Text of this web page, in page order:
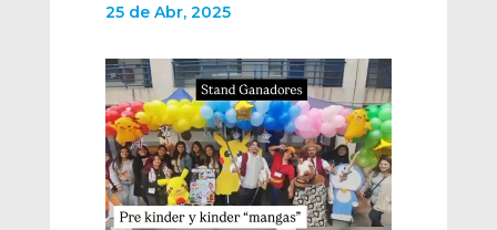
25 de Abr, 2025